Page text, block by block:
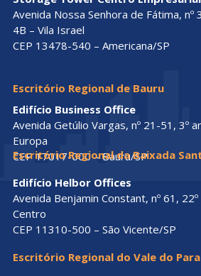
Avenida Nossa Senhora de Fátima, nº
4B – Vila Israel
CEP 13478-540 – Americana/SP
Escritório Regional de Bauru
Edifício Business Office
Avenida Getúlio Vargas, nº 21-51, 3º
Europa
CEP 17017-000 – Bauru/SP
Escritório Regional da Baixada
Edifício Helbor Offices
Avenida Benjamin Constant, nº 61,
Centro
CEP 11310-500 – São Vicente/SP
Escritório Regional do Vale do